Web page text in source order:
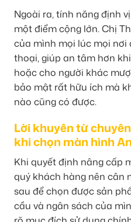
Ngoài ra, tính năng định
một điểm cộng lớn. Chị
của mình mọi lúc mọi nơi
thoại, giúp an tâm hơn
hoặc cho người khác
bảo mật rất hữu ích mà
nào cũng có được.
Lời khuyên từ
khi chọn màn hình
Khi quyết định nâng cấp
quý khách hàng nên cân
sau để chọn được sản
cầu và ngân sách của